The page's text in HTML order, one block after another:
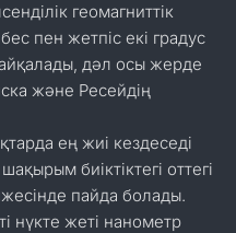
геомагниттік
пен жетпіс екі градус
дәл осы жерде
және Ресейдің
ең жиі кездеседі
биіктіктегі оттегі
пайда болады.
нүкте жеті нанометр